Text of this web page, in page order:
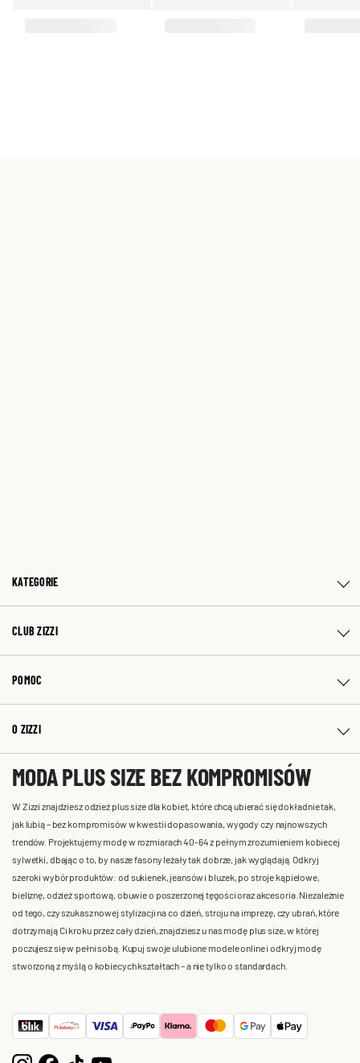
KATEGORIE
CLUB ZIZZI
POMOC
O ZIZZI
MODA PLUS SIZE BEZ KOMPROMISÓW
W Zizzi znajdziesz odzież plus size dla kobiet, które chcą ubierać się dokładnie tak,
jak lubią – bez kompromisów w kwestii dopasowania, wygody czy najnowszych
trendów. Projektujemy modę w rozmiarach 40-64 z pełnym zrozumieniem kobiecej
sylwetki, dbając o to, by nasze fasony leżały tak dobrze, jak wyglądają. Odkryj
szeroki wybór produktów: od sukienek, jeansów i bluzek, po stroje kąpielowe,
bieliznę, odzież sportową, obuwie o poszerzonej tęgości oraz akcesoria. Niezależnie
od tego, czy szukasz nowej stylizacji na co dzień, stroju na imprezę, czy ubrań, które
dotrzymają Ci kroku przez cały dzień, znajdziesz u nas modę plus size, w której
poczujesz się w pełni sobą. Kupuj swoje ulubione modele online i odkryj modę
stworzoną z myślą o kobiecych kształtach – a nie tylko o standardach.